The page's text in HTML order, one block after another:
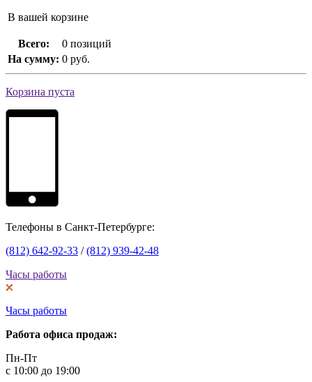
В вашей корзине
Всего:
0 позиций
На сумму: 0 руб.
Корзина пуста
Телефоны в Санкт-Петербурге:
(812) 642-92-33 /(812) 939-42-48
Часы работы
Часы работы
Работа офиса продаж:
Пн-Пт
с 10:00 до 19:00